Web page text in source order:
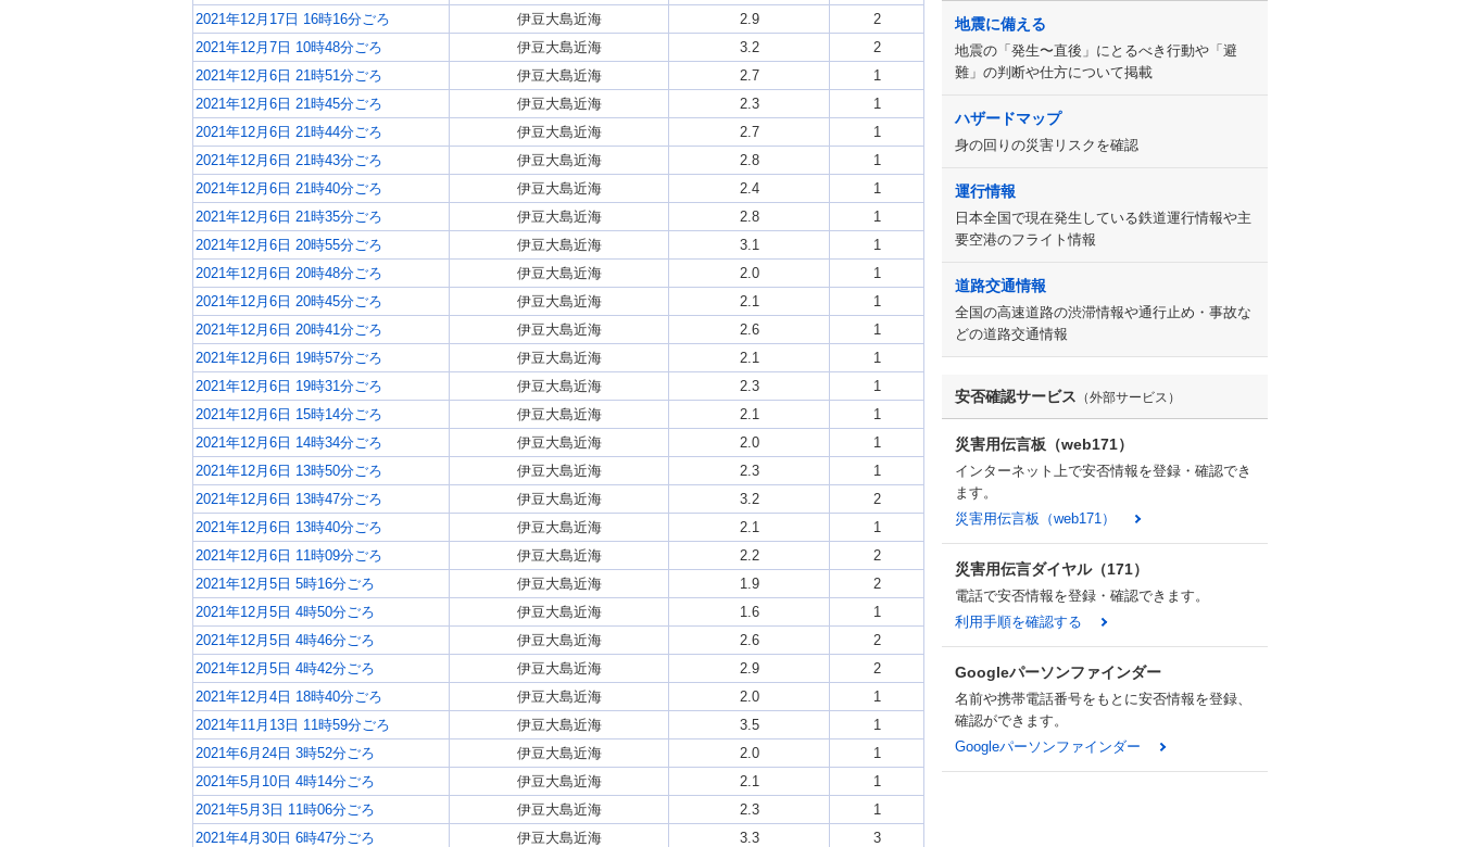
2021年12月17日 16時16分ごろ
伊豆大島近海 2.9
2
2021年12月7日 10時48分ごろ
伊豆大島近海 3.2
2
2021年12月6日 21時51分ごろ
伊豆大島近海 2.7
1
2021年12月6日 21時45分ごろ
伊豆大島近海 2.3
1
2021年12月6日 21時44分ごろ
伊豆大島近海 2.7
1
2021年12月6日 21時43分ごろ
伊豆大島近海 2.8
1
2021年12月6日 21時40分ごろ
伊豆大島近海 2.4
1
2021年12月6日 21時35分ごろ
伊豆大島近海 2.8
1
2021年12月6日 20時55分ごろ
伊豆大島近海 3.1
1
2021年12月6日 20時48分ごろ
伊豆大島近海 2.0
1
2021年12月6日 20時45分ごろ
伊豆大島近海 2.1
1
2021年12月6日 20時41分ごろ
伊豆大島近海 2.6
1
2021年12月6日 19時57分ごろ
伊豆大島近海 2.1
1
2021年12月6日 19時31分ごろ
伊豆大島近海 2.3
1
2021年12月6日 15時14分ごろ
伊豆大島近海 2.1
1
2021年12月6日 14時34分ごろ
伊豆大島近海 2.0
1
2021年12月6日 13時50分ごろ
伊豆大島近海 2.3
1
2021年12月6日 13時47分ごろ
伊豆大島近海 3.2
2
2021年12月6日 13時40分ごろ
伊豆大島近海 2.1
1
2021年12月6日 11時09分ごろ
伊豆大島近海 2.2
2
2021年12月5日 5時16分ごろ
伊豆大島近海 1.9
2
2021年12月5日 4時50分ごろ
伊豆大島近海 1.6
1
2021年12月5日 4時46分ごろ
伊豆大島近海 2.6
2
2021年12月5日 4時42分ごろ
伊豆大島近海 2.9
2
2021年12月4日 18時40分ごろ
伊豆大島近海 2.0
1
2021年11月13日 11時59分ごろ
伊豆大島近海 3.5
1
2021年6月24日 3時52分ごろ
伊豆大島近海 2.0
1
2021年5月10日 4時14分ごろ
伊豆大島近海 2.1
1
2021年5月3日 11時06分ごろ
伊豆大島近海 2.3
1
2021年4月30日 6時47分ごろ
伊豆大島近海 3.3
3
地震に備える
地震の「発生〜直後」にとるべき行動や「避
難」の判断や仕方について掲載
ハザードマップ
身の回りの災害リスクを確認
運行情報
日本全国で現在発生している鉄道運行情報や主
要空港のフライト情報
道路交通情報
全国の高速道路の渋滞情報や通行止め・事故な
どの道路交通情報
安否確認サービス （外部サービス）
災害用伝言板（web171）
インターネット上で安否情報を登録・確認でき
ます。
災害用伝言板（web171）
災害用伝言ダイヤル（171）
電話で安否情報を登録・確認できます。
利用手順を確認する
Googleパーソンファインダー
名前や携帯電話番号をもとに安否情報を登録、
確認ができます。
Googleパーソンファインダー